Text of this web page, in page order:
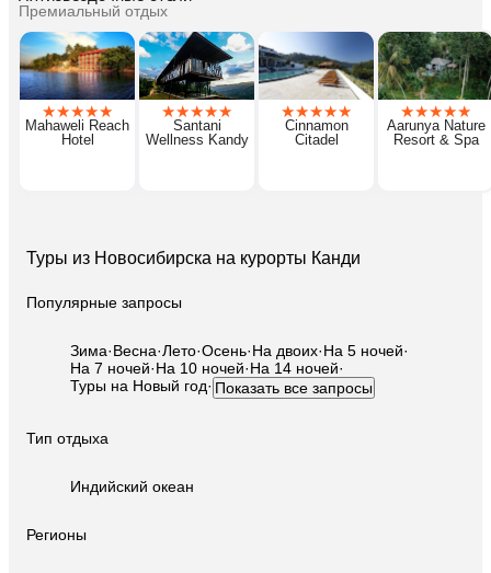
Премиальный отдых
★★★★★
Mahaweli Reach
Hotel
★★★★★
Santani
Wellness Kandy
★★★★★
Cinnamon
Citadel
★★★★★
Aarunya Nature
Resort & Spa
Туры из Новосибирска на курорты Канди
Популярные запросы
Зима·Весна·Лето·Осень·На двоих·На 5 ночей·
На 7 ночей·На 10 ночей·На 14 ночей·
Туры на Новый год· Показать все запросы
Тип отдыха
Индийский океан
Регионы